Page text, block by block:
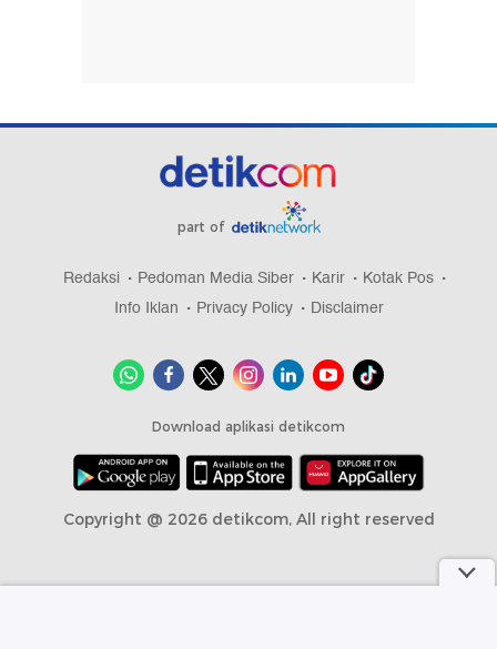
part of
Redaksi Pedoman Media Siber Karir
Kotak Pos
Info Iklan
Privacy Policy Disclaimer
Download aplikasi detikcom
Copyright @ 2026 detikcom, All right reserved